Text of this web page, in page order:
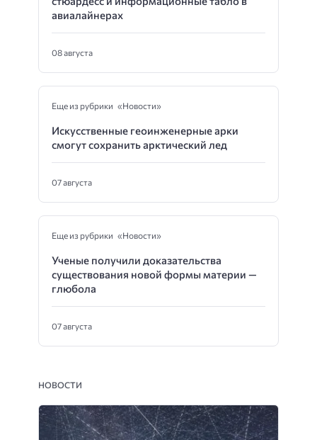
авиалайнерах
08 августа
Еще из рубрики «Новости»
Искусственные геоинженерные арки
смогут сохранить арктический лед
07 августа
Еще из рубрики «Новости»
Ученые получили доказательства
существования новой формы материи —
глюбола
07 августа
НОВОСТИ